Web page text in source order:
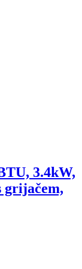
3.4kW,
grijačem,